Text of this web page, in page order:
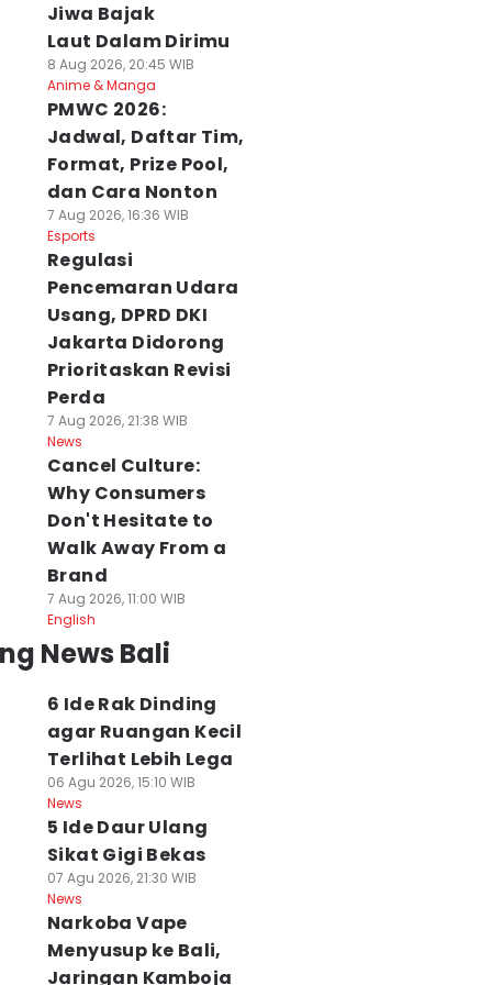
Jiwa Bajak
Laut Dalam Dirimu
8 Aug 2026, 20:45 WIB
Anime & Manga
PMWC 2026:
Jadwal, Daftar Tim,
Format, Prize Pool,
dan Cara Nonton
7 Aug 2026, 16:36 WIB
Esports
Regulasi
Pencemaran Udara
Usang, DPRD DKI
Jakarta Didorong
Prioritaskan Revisi
Perda
7 Aug 2026, 21:38 WIB
News
Cancel Culture:
Why Consumers
Don't Hesitate to
Walk Away From a
Brand
7 Aug 2026, 11:00 WIB
English
News Bali
6 Ide Rak Dinding
agar Ruangan Kecil
Terlihat Lebih Lega
06 Agu 2026, 15:10 WIB
News
5 Ide Daur Ulang
Sikat Gigi Bekas
07 Agu 2026, 21:30 WIB
News
Narkoba Vape
Menyusup ke Bali,
Jaringan Kamboja